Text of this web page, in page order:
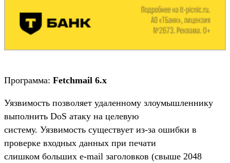
Программа: Fetchmail 6.x
Уязвимость позволяет удаленному злоумышленнику
выполнить DoS атаку на целевую
систему. Уязвимость существует из-за ошибки в
проверке входных данных при печати
слишком больших e-mail заголовков (свыше 2048